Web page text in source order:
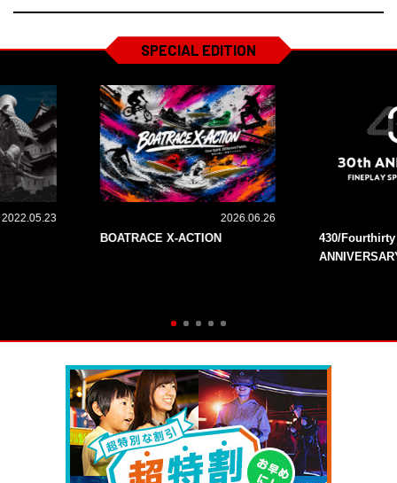
SPECIAL EDITION
2022.05.23 2026.06.26
BOATRACE X-ACTION
430/